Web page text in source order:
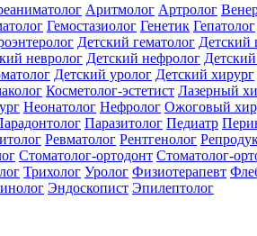
Аритмолог Артролог
Гемостазиолог Генетик Гепатолог
Детский гематолог Детский
невролог Детский нефролог
Детский уролог Детский хирург
Косметолог-эстетист Лазерный
Неонатолог Нефролог Ожоговый
Паразитолог Педиатр
Ревматолог Рентгенолог
Стоматолог-ортодонт Стоматолог-
Трихолог Уролог Физиотерапевт
Эндоскопист Эпилептолог